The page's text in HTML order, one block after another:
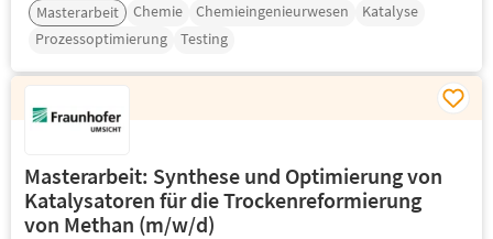
Masterarbeit Chemie Chemieingenieurwesen
Katalyse
Prozessoptimierung
Testing
Masterarbeit: Synthese und Optimierung von
Katalysatoren für die Trockenreformierung
von Methan (m/w/d)